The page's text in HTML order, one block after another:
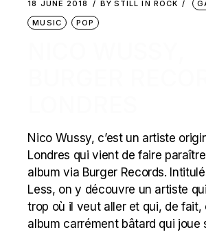
18 JUNE 2018 BY STILL IN ROCK
MUSIC
POP
Nico Wussy, c’est un artiste
Londres qui vient de faire
album via Burger Records.
Less, on y découvre un artiste
trop où il veut aller et qui, de fait,
album carrément bâtard qui joue